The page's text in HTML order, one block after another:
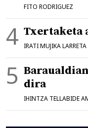
FITO RODRIGUEZ
Txertaketa
IRATI MUJIKA LARRETA
dira
IHINTZA TELLABIDE